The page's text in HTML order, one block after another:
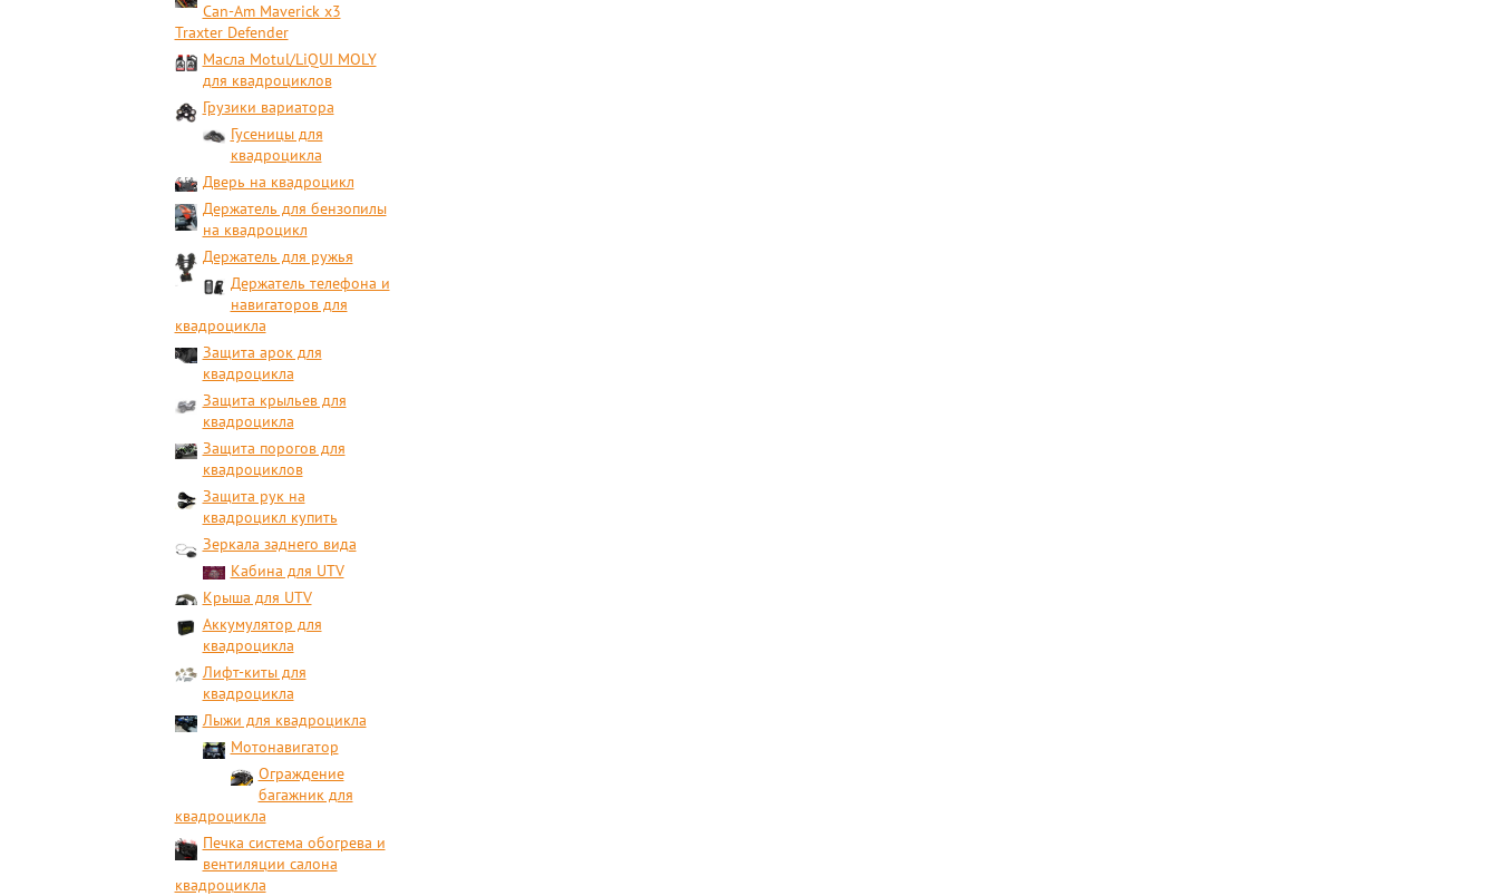
Can-Am Maverick x3
Traxter Defender
Масла Motul/LiQUI MOLY
для квадроциклов
Грузики вариатора
Гусеницы для
квадроцикла
Дверь на квадроцикл
Держатель для бензопилы
на квадроцикл
Держатель для ружья
Держатель телефона и
навигаторов для
квадроцикла
Защита арок для
квадроцикла
Защита крыльев для
квадроцикла
Защита порогов для
квадроциклов
Защита рук на
квадроцикл купить
Зеркала заднего вида
Кабина для UTV
Крыша для UTV
Аккумулятор для
квадроцикла
Лифт-киты для
квадроцикла
Лыжи для квадроцикла
Мотонавигатор
Ограждение
багажник для
квадроцикла
Печка система обогрева и
вентиляции салона
квадроцикла